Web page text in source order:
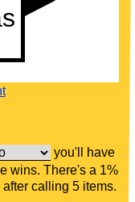
you'll have
wins. There's a 1%
calling 5 items.